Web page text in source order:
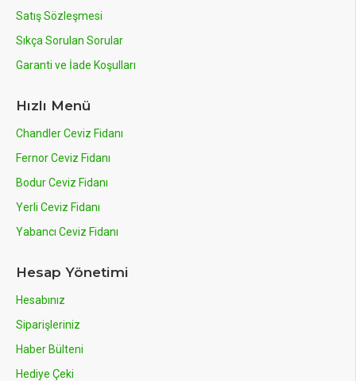
Satış Sözleşmesi
Sıkça Sorulan Sorular
Garanti ve İade Koşulları
Hızlı Menü
Chandler Ceviz Fidanı
Fernor Ceviz Fidanı
Bodur Ceviz Fidanı
Yerli Ceviz Fidanı
Yabancı Ceviz Fidanı
Hesap Yönetimi
Hesabınız
Siparişleriniz
Haber Bülteni
Hediye Çeki